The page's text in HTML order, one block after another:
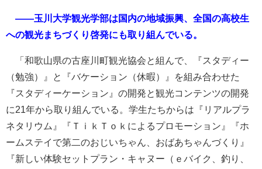
――玉川大学観光学部は国内の地域振興、全国の高校生
への観光まちづくり啓発にも取り組んでいる。
「和歌山県の古座川町観光協会と組んで、『スタディー
（勉強）』と『バケーション（休暇）』を組み合わせた
『スタディーケーション』の開発と観光コンテンツの開発
に21年から取り組んでいる。学生たちからは『リアルプラ
ネタリウム』『ＴｉｋＴｏｋによるプロモーション』『ホ
ームステイで第二のおじいちゃん、おばあちゃんづくり』
『新しい体験セットプラン・キャヌー（ｅバイク、釣り、